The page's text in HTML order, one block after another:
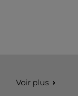
Voir plus